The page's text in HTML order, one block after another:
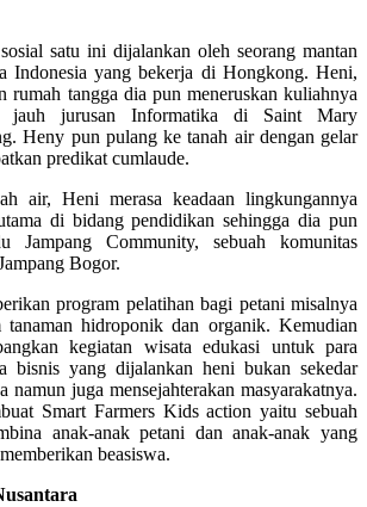
satu ini dijalankan oleh seorang mantan
Indonesia yang bekerja di Hongkong. Heni,
rumah tangga dia pun meneruskan kuliahnya
jauh jurusan Informatika di Saint Mary
Heny pun pulang ke tanah air dengan gelar
predikat cumlaude.
air, Heni merasa keadaan lingkungannya
di bidang pendidikan sehingga dia pun
Jampang Community, sebuah komunitas
Bogor.
program pelatihan bagi petani misalnya
tanaman hidroponik dan organik. Kemudian
kegiatan wisata edukasi untuk para
bisnis yang dijalankan heni bukan sekedar
namun juga mensejahterakan masyarakatnya.
Smart Farmers Kids action yaitu sebuah
anak-anak petani dan anak-anak yang
beasiswa.